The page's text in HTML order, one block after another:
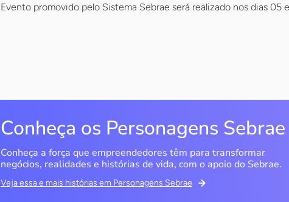
Evento promovido pelo Sistema Sebrae será realizado nos dias 05
Conheça os Personagens Sebrae
Conheça a força que empreendedores têm para transformar
negócios, realidades e histórias de vida, com o apoio do Sebrae.
Veja essa e mais histórias em Personagens Sebrae